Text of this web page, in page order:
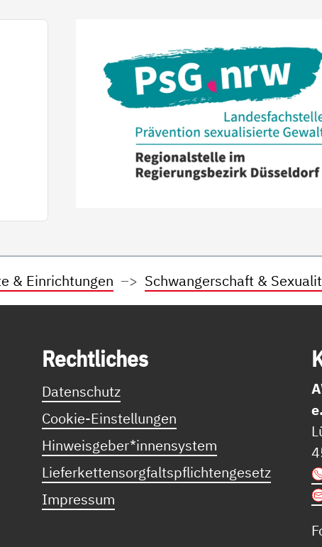
& Einrichtungen Schwangerschaft &
Recht­li­ches
Datenschutz
Cookie-Einstellungen
Hinweisgeber*innensystem
Lieferkettensorgfaltspflichtengesetz
Impressum